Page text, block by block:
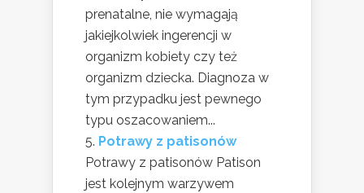
prenatalne, nie wymagają
jakiejkolwiek ingerencji w
organizm kobiety czy też
organizm dziecka. Diagnoza w
tym przypadku jest pewnego
typu oszacowaniem...
Potrawy z patisonów
Potrawy z patisonów Patison
jest kolejnym warzywem